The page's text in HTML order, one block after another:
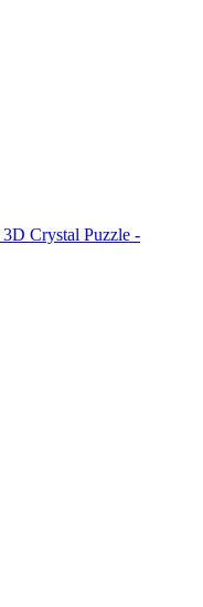
3D Crystal Puzzle -